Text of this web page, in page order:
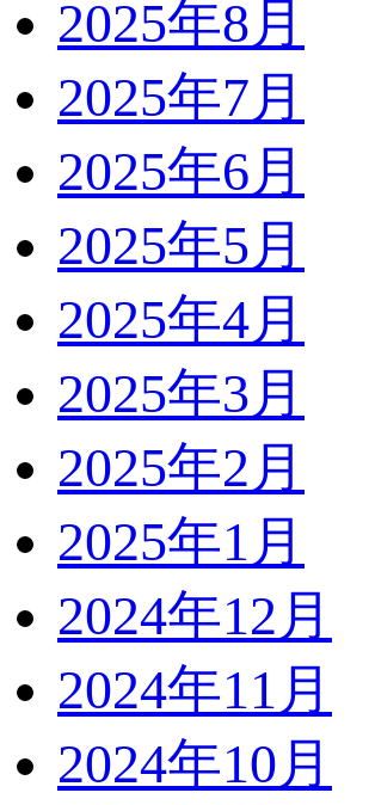
2025年8月
2025年7月
2025年6月
2025年5月
2025年4月
2025年3月
2025年2月
2025年1月
2024年12月
2024年11月
2024年10月